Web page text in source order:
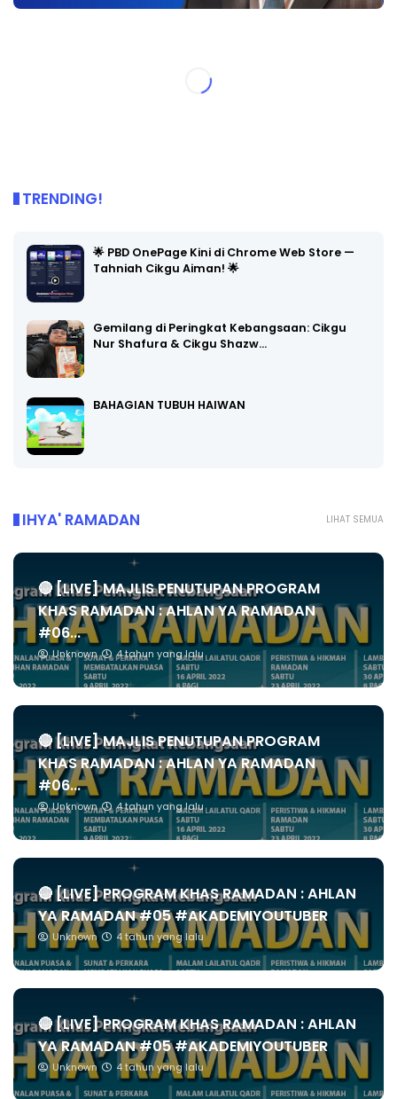
TRENDING!
🌟 PBD OnePage Kini di Chrome Web Store —
Tahniah Cikgu Aiman! 🌟
Gemilang di Peringkat Kebangsaan: Cikgu
Nur Shafura & Cikgu Shazw…
BAHAGIAN TUBUH HAIWAN
LIHAT SEMUA
IHYA' RAMADAN
🔴 [LIVE] MAJLIS PENUTUPAN PROGRAM
KHAS RAMADAN : AHLAN YA RAMADAN
#06...
Unknown 4 tahun yang lalu
🔴 [LIVE] MAJLIS PENUTUPAN PROGRAM
KHAS RAMADAN : AHLAN YA RAMADAN
#06...
Unknown 4 tahun yang lalu
🔴 [LIVE] PROGRAM KHAS RAMADAN : AHLAN
YA RAMADAN #05 #AKADEMIYOUTUBER
Unknown 4 tahun yang lalu
🔴 [LIVE] PROGRAM KHAS RAMADAN : AHLAN
YA RAMADAN #05 #AKADEMIYOUTUBER
Unknown 4 tahun yang lalu